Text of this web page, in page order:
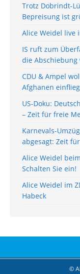
Trotz Dobrindt-
Bepreisung ist
Alice Weidel live
IS ruft zum
die Abschiebung
CDU & Ampel
Afghanen
US-Doku:
– Zeit für freie
Karnevals-
abgesagt: Zeit
Alice Weidel
Schalten Sie ein!
Alice Weidel im
Habeck
©